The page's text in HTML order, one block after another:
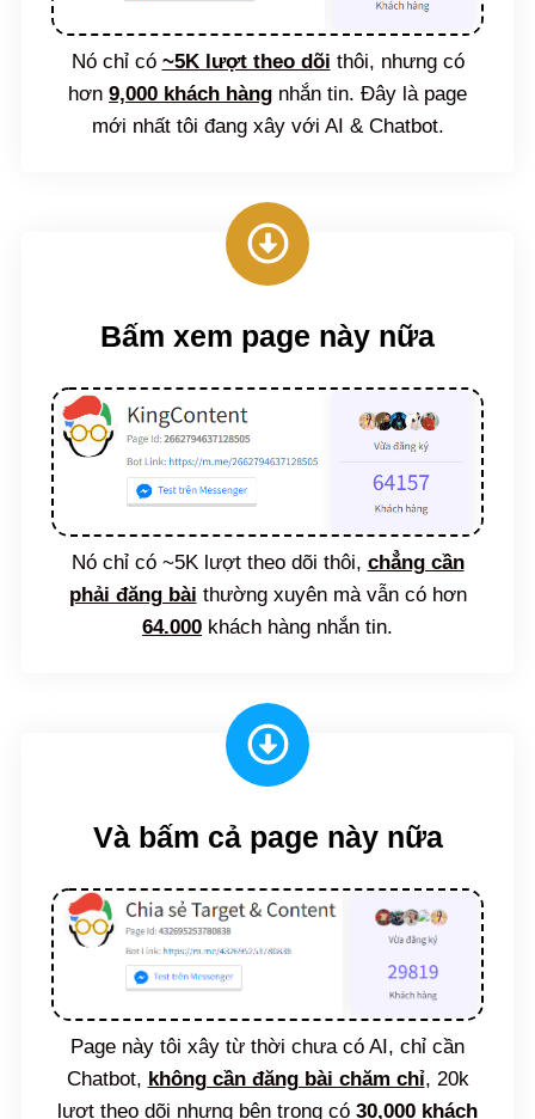
Nó chỉ có ~5K lượt theo dõi thôi, nhưng có
hơn 9,000 khách hàng nhắn tin. Đây là page
mới nhất tôi đang xây với AI & Chatbot.
Bấm xem page này nữa
Nó chỉ có ~5K lượt theo dõi thôi, chẳng cần
phải đăng bài thường xuyên mà vẫn có hơn
64.000 khách hàng nhắn tin.
Và bấm cả page này nữa
Page này tôi xây từ thời chưa có AI, chỉ cần
Chatbot, không cần đăng bài chăm chỉ, 20k
lượt theo dõi nhưng bên trong có 30,000 khách